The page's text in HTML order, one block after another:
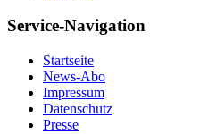
Service-Navigation
Startseite
News-Abo
Impressum
Datenschutz
Presse